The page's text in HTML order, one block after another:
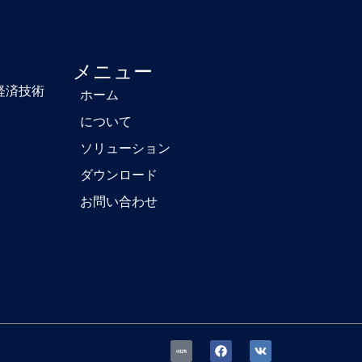
済技術
メニュー
ホーム
について
ソリューション
ダウンロード
お問い合わせ